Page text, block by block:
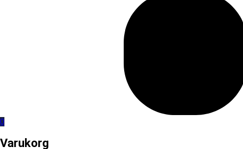
0
Varukorg